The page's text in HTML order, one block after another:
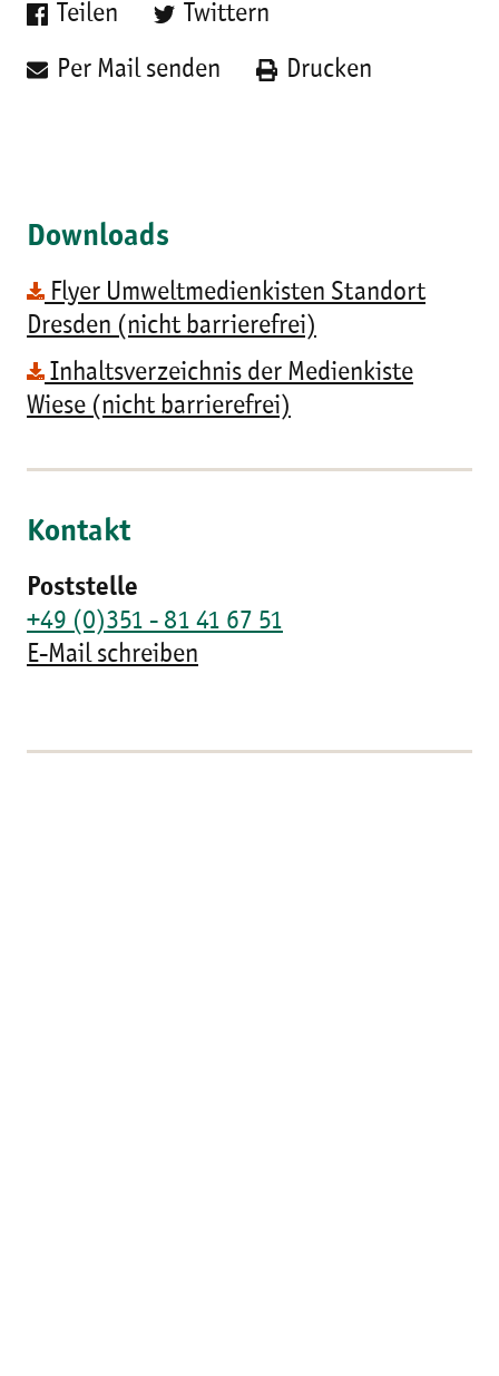
Teilen Twittern
Per Mail senden Drucken
Downloads
Flyer Umweltmedienkisten Standort
Dresden (nicht barrierefrei)
Inhaltsverzeichnis der Medienkiste
Wiese (nicht barrierefrei)
Kontakt
Poststelle
+49 (0)351 - 81 41 67 51
E-Mail schreiben